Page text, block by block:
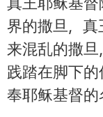
界的撒旦，
来混乱的撒
践踏在脚下的
奉耶稣基督的